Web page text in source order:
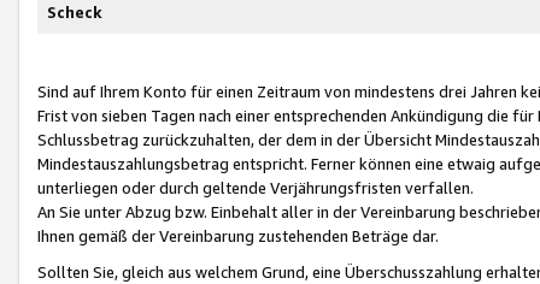
Scheck
Sind auf Ihrem Konto für einen Zeitraum von mindestens drei Jahren
Frist von sieben Tagen nach einer entsprechenden Ankündigung die
Schlussbetrag zurückzuhalten, der dem in der Übersicht
Mindestauszahlungsbetrag entspricht. Ferner können eine etwaig
unterliegen oder durch geltende Verjährungsfristen verfallen.
An Sie unter Abzug bzw. Einbehalt aller in der Vereinbarung
Ihnen gemäß der Vereinbarung zustehenden Beträge dar.
Sollten Sie, gleich aus welchem Grund, eine Überschusszahlung